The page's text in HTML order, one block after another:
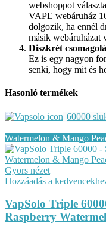
webshoppot
VAPE webáruház
dolgozik, ha ennél
másik webáruházat
Diszkrét
Ez is egy nagyon
senki, hogy mit és
Hasonló termékek
60000
Gyors nézet
Hozzáadás a
VapSolo Triple
Raspberry